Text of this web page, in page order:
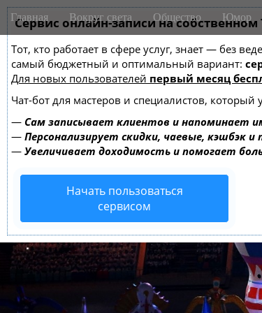
Сервис онлайн-записи на собственном
Тот, кто работает в сфере услуг, знает — без
самый бюджетный и оптимальный вариант:
Для новых пользователей первый месяц
Чат-бот для мастеров и специалистов, который
— Сам записывает клиентов и напоминает
— Персонализирует скидки, чаевые, кэшбэк
— Увеличивает доходимость и помогает
Начать пользоваться
сервисом
M
a
n
m
e
n
u
i
Главная Вокруг света Общество Юмор